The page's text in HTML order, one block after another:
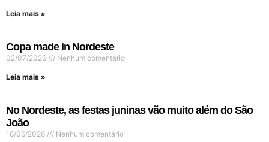
Leia mais »
Copa made in Nordeste
02/07/2026 Nenhum comentário
Leia mais »
No Nordeste, as festas juninas vão muito além do São
João
18/06/2026 Nenhum comentário